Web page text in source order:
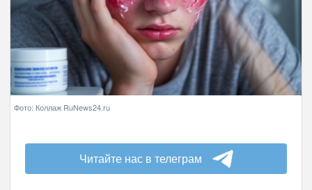
Фото: Коллаж RuNews24.ru
Читайте нас в телеграм